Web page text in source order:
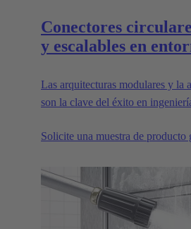
Conectores
y escalables en
Las arquitecturas modulares y la
son la clave del éxito en
esenciales para allanar el camino.
Solicite una muestra de producto